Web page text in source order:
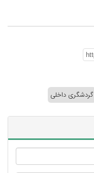
گردشگری داخلی